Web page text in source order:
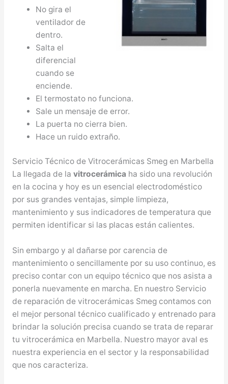
No gira el
ventilador de
dentro.
Salta el
diferencial
cuando se
enciende.
El termostato no funciona.
Sale un mensaje de error.
La puerta no cierra bien.
Hace un ruido extraño.
Servicio Técnico de Vitrocerámicas Smeg en Marbella
La llegada de la vitrocerámica ha sido una revolución
en la cocina y hoy es un esencial electrodoméstico
por sus grandes ventajas, simple limpieza,
mantenimiento y sus indicadores de temperatura que
permiten identificar si las placas están calientes.
Sin embargo y al dañarse por carencia de
mantenimiento o sencillamente por su uso continuo, es
preciso contar con un equipo técnico que nos asista a
ponerla nuevamente en marcha. En nuestro Servicio
de reparación de vitrocerámicas Smeg contamos con
el mejor personal técnico cualificado y entrenado para
brindar la solución precisa cuando se trata de reparar
tu vitrocerámica en Marbella. Nuestro mayor aval es
nuestra experiencia en el sector y la responsabilidad
que nos caracteriza.